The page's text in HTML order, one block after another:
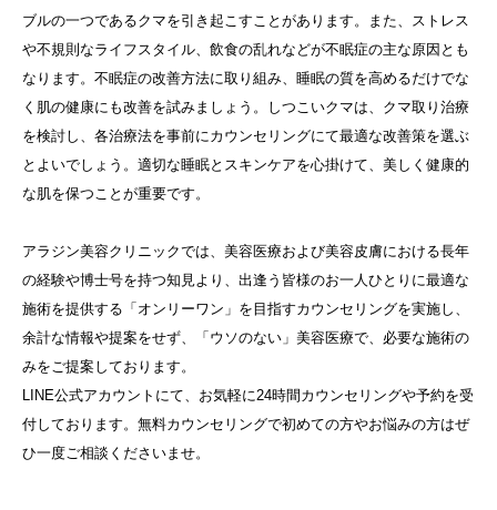
ブルの一つであるクマを引き起こすことがあります。また、ストレス
や不規則なライフスタイル、飲食の乱れなどが不眠症の主な原因とも
なります。不眠症の改善方法に取り組み、睡眠の質を高めるだけでな
く肌の健康にも改善を試みましょう。しつこいクマは、クマ取り治療
を検討し、各治療法を事前にカウンセリングにて最適な改善策を選ぶ
とよいでしょう。適切な睡眠とスキンケアを心掛けて、美しく健康的
な肌を保つことが重要です。
アラジン美容クリニックでは、美容医療および美容皮膚における長年
の経験や博士号を持つ知見より、出逢う皆様のお一人ひとりに最適な
施術を提供する「オンリーワン」を目指すカウンセリングを実施し、
余計な情報や提案をせず、「ウソのない」美容医療で、必要な施術の
みをご提案しております。
LINE公式アカウントにて、お気軽に24時間カウンセリングや予約を受
付しております。無料カウンセリングで初めての方やお悩みの方はぜ
ひ一度ご相談くださいませ。